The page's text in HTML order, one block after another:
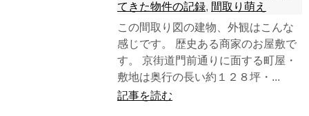
てきた物件の記録, 間取り萌え
この間取り図の建物、外観はこんな
感じです。 歴史ある商家のお屋敷で
す。 京街道門前通りに面する町屋・
敷地は奥行の長い約１２８坪・...
記事を読む